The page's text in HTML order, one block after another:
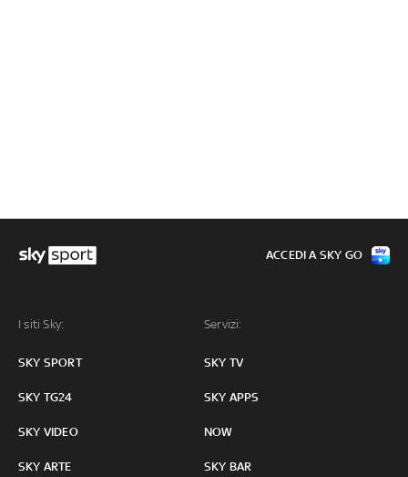
I siti Sky:
SKY SPORT
SKY TG24
SKY VIDEO
SKY ARTE
Servizi:
SKY TV
SKY APPS
NOW
SKY BAR
ACCEDI A SKY GO